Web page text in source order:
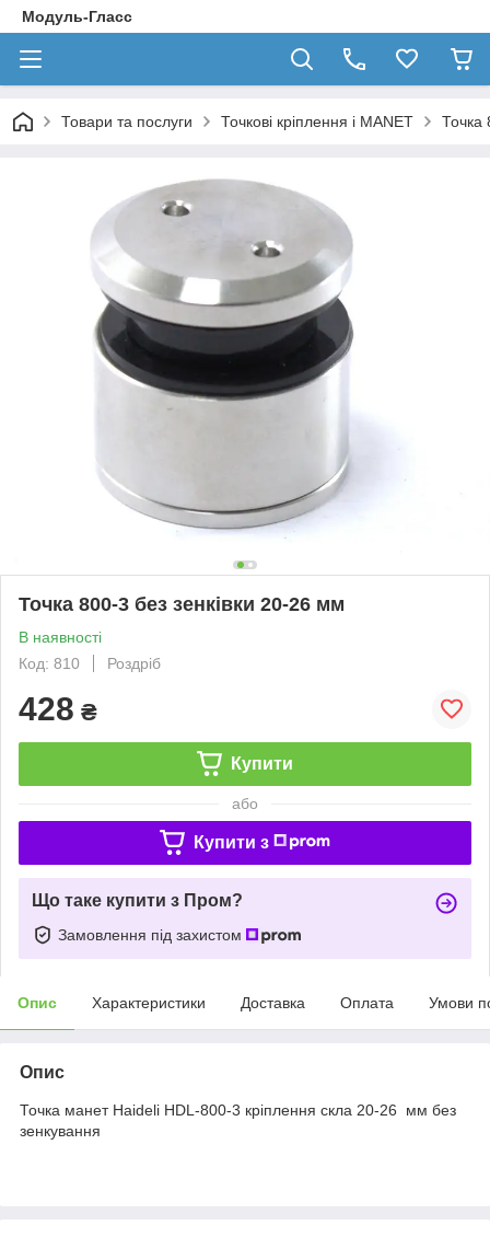
Модуль-Гласс
Товари та послуги Точкові кріплення і MANET Точка
Точка 800-3 без зенківки 20-26 мм
В наявності
Код: 810
Роздріб
428 ₴
Купити
або
Купити з
Що таке купити з Пром?
Замовлення під захистом
Опис Характеристики Доставка Оплата Умови
Опис
Точка манет Haideli HDL-800-3 кріплення скла 20-26 мм без
зенкування